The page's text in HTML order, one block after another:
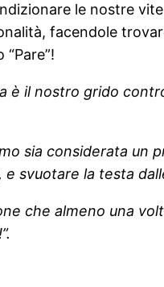
le nostre
facendole
è il nostro grido
sia considerata
svuotare la testa
che almeno una